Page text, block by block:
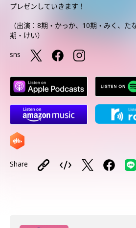
プレゼンしていきます！
（出演：8期・かっか、10期・みく、た
期・けい）
sns
Share